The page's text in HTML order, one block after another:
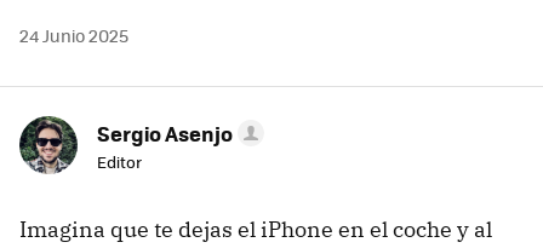
24 Junio 2025
Sergio Asenjo
Editor
Imagina que te dejas el iPhone en el coche y al